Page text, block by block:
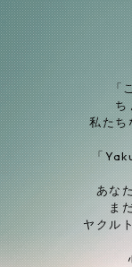
「
ち
私たち
「
あな
ま
ヤクル